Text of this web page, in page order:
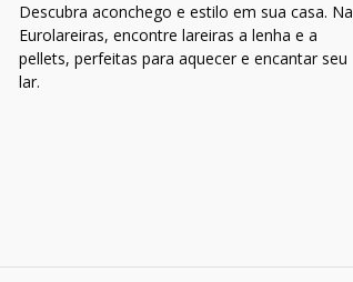
Descubra aconchego e estilo em sua casa. Na
Eurolareiras, encontre lareiras a lenha e a
pellets, perfeitas para aquecer e encantar seu
lar.